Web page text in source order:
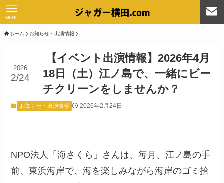
MENU
ホーム お知らせ・出演情報
【イベント出演情報】2026年4月
18日（土）江ノ島で、一緒にビー
チクリーンをしませんか？
2026
2/24
お知らせ・出演情報 2026年2月24日
NPO法人「海さくら」さんは、毎月、江ノ島の手
前、東浜海岸で、海を楽しみながら海岸のゴミ拾